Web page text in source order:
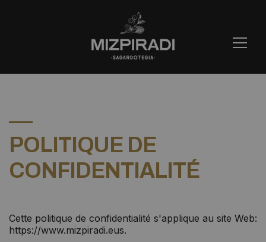
POLITIQUE DE
CONFIDENTIALITÉ
Cette politique de confidentialité s'applique au site Web:
https://www.mizpiradi.eus.